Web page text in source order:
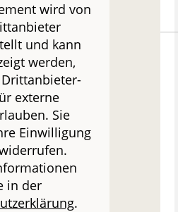
wird von
und kann
werden,
externe
Sie
Einwilligung
in der
.